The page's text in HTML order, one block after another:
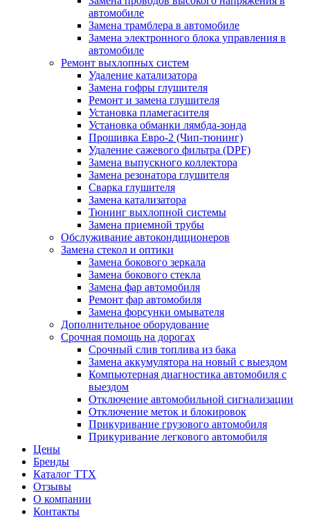
автомобиле
Замена трамблера в автомобиле
Замена электронного блока управления в
автомобиле
Ремонт выхлопных систем
Удаление катализатора
Замена гофры глушителя
Ремонт и замена глушителя
Установка пламегасителя
Установка обманки лямбда-зонда
Прошивка Евро-2 (Чип-тюнинг)
Удаление сажевого фильтра (DPF)
Замена выпускного коллектора
Замена резонатора глушителя
Сварка глушителя
Замена катализатора
Тюнинг выхлопной системы
Замена приемной трубы
Обслуживание автокондиционеров
Замена стекол и оптики
Замена бокового зеркала
Замена бокового стекла
Замена фар автомобиля
Ремонт фар автомобиля
Замена форсунки омывателя
Дополнительное оборудование
Срочная помощь на дорогах
Срочный слив топлива из бака
Замена аккумулятора на новый с выездом
Компьютерная диагностика автомобиля с
выездом
Отключение автомобильной сигнализации
Отключение меток и блокировок
Прикуривание грузового автомобиля
Прикуривание легкового автомобиля
Цены
Бренды
Каталог ТТХ
Отзывы
О компании
Контакты